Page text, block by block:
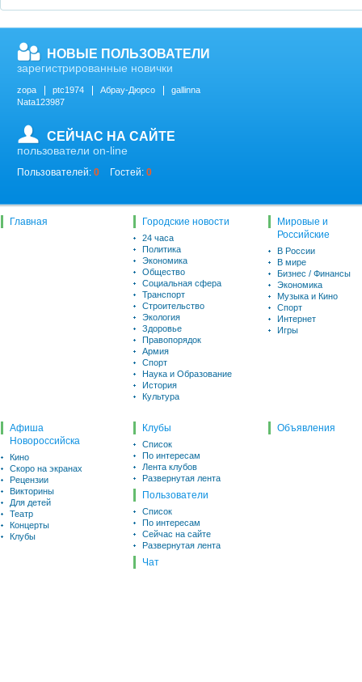
НОВЫЕ ПОЛЬЗОВАТЕЛИ
зарегистрированные новички
zopa ptc1974 Абрау-Дюрсо
gallinna
Nata123987
СЕЙЧАС НА САЙТЕ
пользователи on-line
Пользователей: 0 Гостей: 0
Главная Городские новости
24 часа
Политика
Экономика
Общество
Социальная сфера
Транспорт
Строительство
Экология
Здоровье
Правопорядок
Армия
Спорт
Наука и Образование
История
Культура
Мировые и
Российские
В России
В мире
Бизнес / Финансы
Экономика
Музыка и Кино
Спорт
Интернет
Игры
Афиша
Новороссийска
Кино
Скоро на экранах
Рецензии
Викторины
Для детей
Театр
Концерты
Клубы
Клубы
Список
По интересам
Лента клубов
Развернутая лента
Пользователи
Список
По интересам
Сейчас на сайте
Развернутая лента
Чат
Объявления